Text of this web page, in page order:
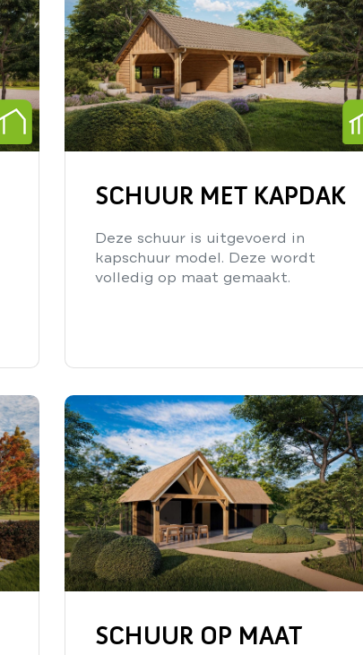
SCHUUR MET KAPDAK
Deze schuur is uitgevoerd in
kapschuur model. Deze wordt
volledig op maat gemaakt.
SCHUUR OP MAAT